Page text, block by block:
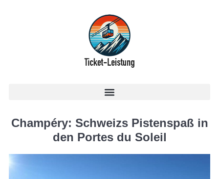
Champéry: Schweizs Pistenspaß in
den Portes du Soleil